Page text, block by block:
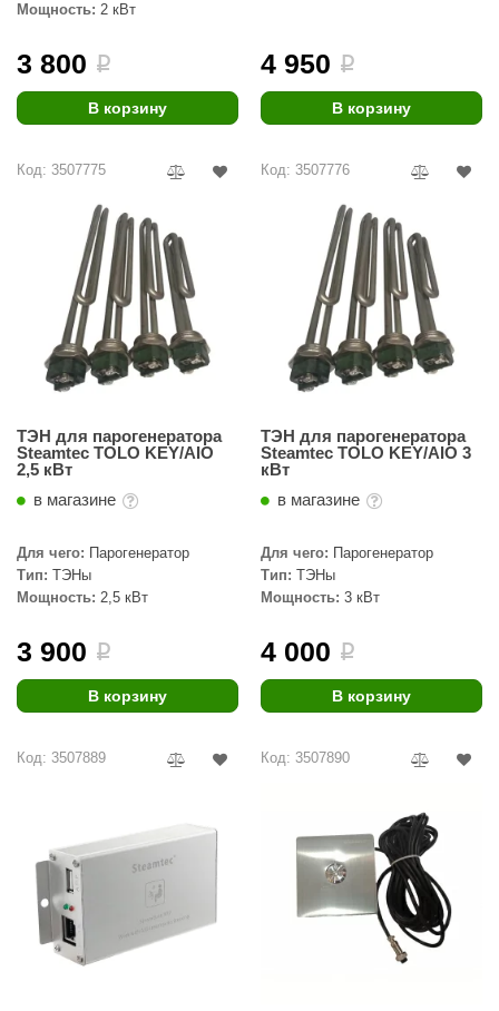
Мощность: 2 кВт
3 800 i
В корзину
4 950 i
В корзину
Код: 3507775
ТЭН для парогенератора
Steamtec TOLO KEY/AIO
2,5 кВт
в магазине
Для чего: Парогенератор
Тип: ТЭНы
Мощность: 2,5 кВт
3 900 i
В корзину
Код: 3507776
ТЭН для парогенератора
Steamtec TOLO KEY/AIO 3
кВт
в магазине
Для чего: Парогенератор
Тип: ТЭНы
Мощность: 3 кВт
4 000 i
В корзину
Код: 3507889 Код: 3507890